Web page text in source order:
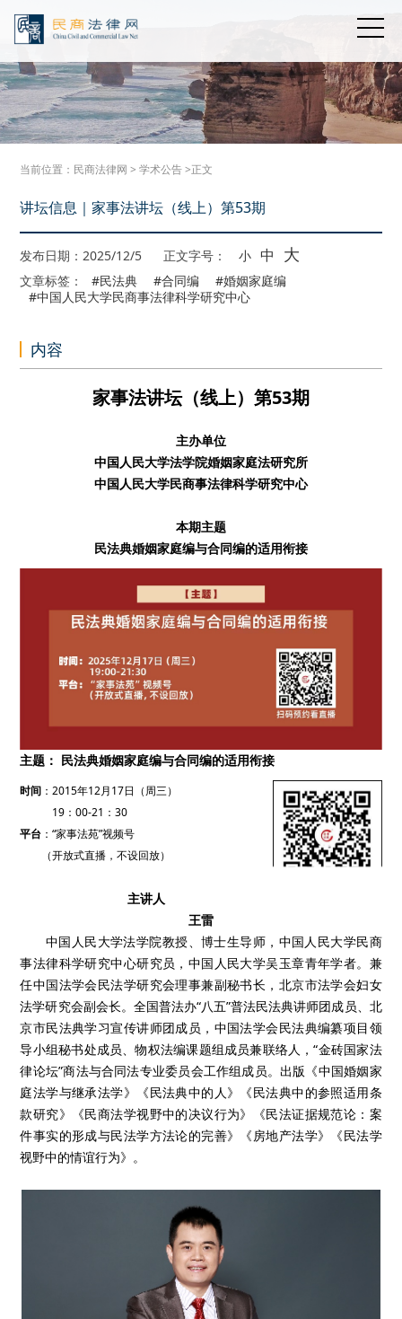
当前位置： 民商法律网 >学术公告>正文
讲坛信息｜家事法讲坛（线上）第53期
发布日期：2025/12/5 正文字号： 小 中 大
文章标签： #民法典 #合同编
#婚姻家庭编
#中国人民大学民商事法律科学研究中心
内容
家事法讲坛（线上）第53期
主办单位
中国人民大学法学院婚姻家庭法研究所
中国人民大学民商事法律科学研究中心
本期主题
民法典婚姻家庭编与合同编的适用衔接
主题： 民法典婚姻家庭编与合同编的适用衔接
时间 ：2015年12月17日（周三）
19：00-21：30
平台 ：“家事法苑”视频号
（开放式直播，不设回放）
主讲人
王雷
中国人民大学法学院教授、博士生导师，中国人民大学民商
事法律科学研究中心研究员，中国人民大学吴玉章青年学者。兼
任中国法学会民法学研究会理事兼副秘书长，北京市法学会妇女
法学研究会副会长。全国普法办“八五”普法民法典讲师团成员、北
京市民法典学习宣传讲师团成员，中国法学会民法典编纂项目领
导小组秘书处成员、物权法编课题组成员兼联络人，“金砖国家法
律论坛”商法与合同法专业委员会工作组成员。出版《中国婚姻家
庭法学与继承法学》《民法典中的人》《民法典中的参照适用条
款研究》《民商法学视野中的决议行为》《民法证据规范论：案
件事实的形成与民法学方法论的完善》《房地产法学》《民法学
视野中的情谊行为》。